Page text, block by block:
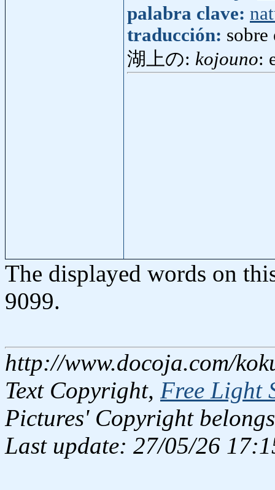
palabra clave:
traducción: sobre
湖上の: kojouno:
The displayed words on
9099.
http://www.docoja.com/
Text Copyright, Free Light
Pictures' Copyright
Last update: 27/05/26